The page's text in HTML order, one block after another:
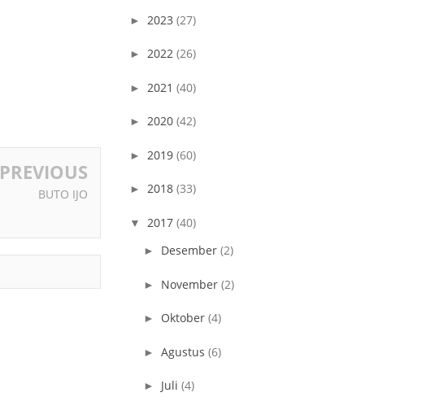
PREVIOUS
BUTO IJO
► 2023 (27)
► 2022 (26)
► 2021 (40)
► 2020 (42)
► 2019 (60)
► 2018 (33)
▼ 2017 (40)
► Desember (2)
► November (2)
► Oktober (4)
► Agustus (6)
► Juli (4)